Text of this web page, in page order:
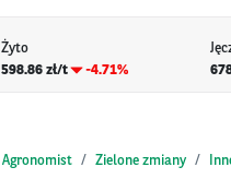
Żyto
598.86 zł/t
-4.71%
Agronomist Zielone zmiany